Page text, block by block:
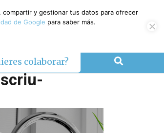
colaborar?
compartir y gestionar tus datos para ofrecer
de Google para saber más.